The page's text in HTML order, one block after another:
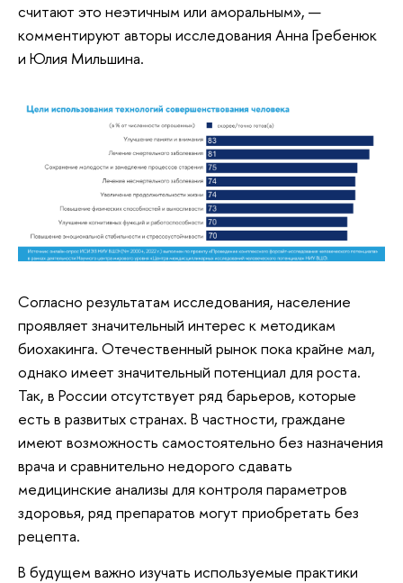
считают это неэтичным или аморальным», —
комментируют авторы исследования Анна Гребенюк
и Юлия Мильшина.
Согласно результатам исследования, население
проявляет значительный интерес к методикам
биохакинга. Отечественный рынок пока крайне мал,
однако имеет значительный потенциал для роста.
Так, в России отсутствует ряд барьеров, которые
есть в развитых странах. В частности, граждане
имеют возможность самостоятельно без назначения
врача и сравнительно недорого сдавать
медицинские анализы для контроля параметров
здоровья, ряд препаратов могут приобретать без
рецепта.
В будущем важно изучать используемые практики